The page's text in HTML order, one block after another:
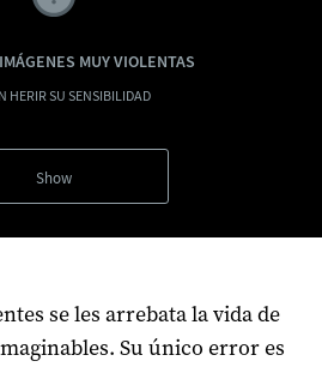
MUY VIOLENTAS
HERIR SU SENSIBILIDAD
Show
se les arrebata la vida de
Su único error es